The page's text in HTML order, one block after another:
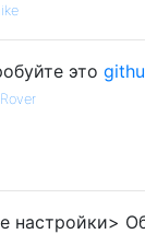
это
настройки>